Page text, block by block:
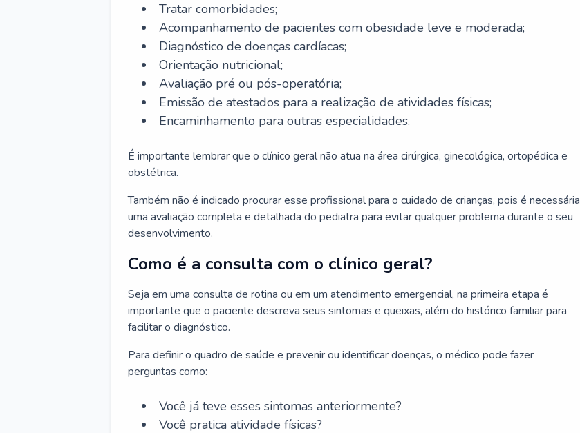
Tratar comorbidades;
Acompanhamento de pacientes com obesidade leve e moderada;
Diagnóstico de doenças cardíacas;
Orientação nutricional;
Avaliação pré ou pós-operatória;
Emissão de atestados para a realização de atividades físicas;
Encaminhamento para outras especialidades.
É importante lembrar que o clínico geral não atua na área cirúrgica, ginecológica, ortopédica e
obstétrica.
Também não é indicado procurar esse profissional para o cuidado de crianças, pois é necessária
uma avaliação completa e detalhada do pediatra para evitar qualquer problema durante o seu
desenvolvimento.
Como é a consulta com o clínico geral?
Seja em uma consulta de rotina ou em um atendimento emergencial, na primeira etapa é
importante que o paciente descreva seus sintomas e queixas, além do histórico familiar para
facilitar o diagnóstico.
Para definir o quadro de saúde e prevenir ou identificar doenças, o médico pode fazer
perguntas como:
Você já teve esses sintomas anteriormente?
Você pratica atividade físicas?